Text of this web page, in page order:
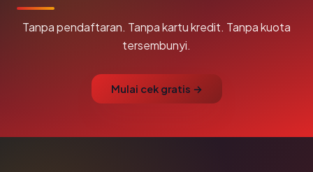
Tanpa pendaftaran. Tanpa kartu kredit. Tanpa kuota
tersembunyi.
Mulai cek gratis →